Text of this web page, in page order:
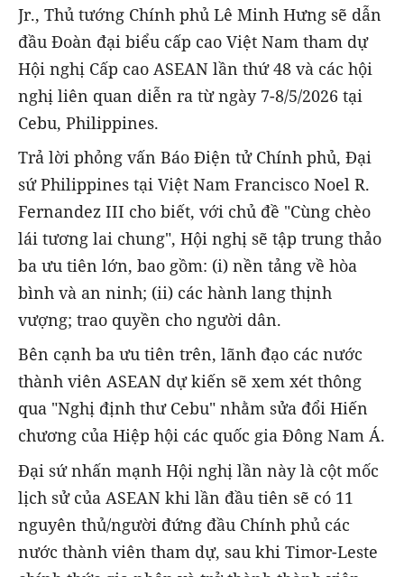
Jr., Thủ tướng Chính phủ Lê Minh Hưng sẽ dẫn
đầu Đoàn đại biểu cấp cao Việt Nam tham dự
Hội nghị Cấp cao ASEAN lần thứ 48 và các hội
nghị liên quan diễn ra từ ngày 7-8/5/2026 tại
Cebu, Philippines.
Trả lời phỏng vấn Báo Điện tử Chính phủ, Đại
sứ Philippines tại Việt Nam Francisco Noel R.
Fernandez III cho biết, với chủ đề "Cùng chèo
lái tương lai chung", Hội nghị sẽ tập trung thảo
ba ưu tiên lớn, bao gồm: (i) nền tảng về hòa
bình và an ninh; (ii) các hành lang thịnh
vượng; trao quyền cho người dân.
Bên cạnh ba ưu tiên trên, lãnh đạo các nước
thành viên ASEAN dự kiến sẽ xem xét thông
qua "Nghị định thư Cebu" nhằm sửa đổi Hiến
chương của Hiệp hội các quốc gia Đông Nam Á.
Đại sứ nhấn mạnh Hội nghị lần này là cột mốc
lịch sử của ASEAN khi lần đầu tiên sẽ có 11
nguyên thủ/người đứng đầu Chính phủ các
nước thành viên tham dự, sau khi Timor-Leste